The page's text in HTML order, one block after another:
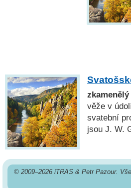
věže v
svatební
jsou J. W.
© 2009–2026 iTRAS & Petr Pazour.